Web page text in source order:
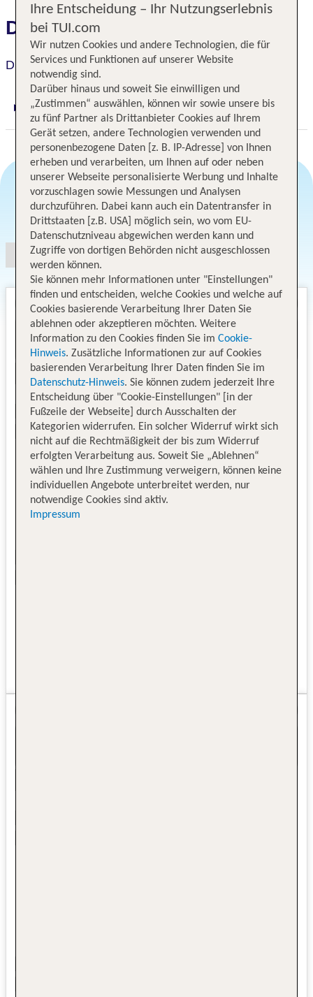
Das erwartet Sie
Disney's All Star Movies
Digitaler und telefonischer 24/7 TUI Service
Angebotsauswahl
Ihre Entscheidung – Ihr Nutzungserlebnis
bei TUI.com
Wir nutzen Cookies und andere Technologien, die für
Services und Funktionen auf unserer Website
notwendig sind.
Darüber hinaus und soweit Sie einwilligen und
„Zustimmen“ auswählen, können wir sowie unsere bis
zu fünf Partner als Drittanbieter Cookies auf Ihrem
Gerät setzen, andere Technologien verwenden und
personenbezogene Daten [z. B. IP-Adresse] von Ihnen
erheben und verarbeiten, um Ihnen auf oder neben
unserer Webseite personalisierte Werbung und Inhalte
vorzuschlagen sowie Messungen und Analysen
durchzuführen. Dabei kann auch ein Datentransfer in
Drittstaaten [z.B. USA] möglich sein, wo vom EU-
Datenschutzniveau abgewichen werden kann und
Zugriffe von dortigen Behörden nicht ausgeschlossen
werden können.
Sie können mehr Informationen unter "Einstellungen"
finden und entscheiden, welche Cookies und welche auf
Cookies basierende Verarbeitung Ihrer Daten Sie
ablehnen oder akzeptieren möchten. Weitere
Information zu den Cookies finden Sie im Cookie-
Hinweis. Zusätzliche Informationen zur auf Cookies
basierenden Verarbeitung Ihrer Daten finden Sie im
Datenschutz-Hinweis. Sie können zudem jederzeit Ihre
Entscheidung über "Cookie-Einstellungen" [in der
Fußzeile der Webseite] durch Ausschalten der
Kategorien widerrufen. Ein solcher Widerruf wirkt sich
nicht auf die Rechtmäßigkeit der bis zum Widerruf
erfolgten Verarbeitung aus. Soweit Sie „Ablehnen“
wählen und Ihre Zustimmung verweigern, können keine
individuellen Angebote unterbreitet werden, nur
notwendige Cookies sind aktiv.
Impressum